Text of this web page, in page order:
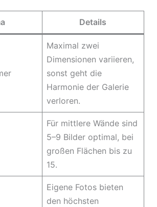
Details
Maximal zwei
Dimensionen variieren,
sonst geht die
Harmonie der Galerie
verloren.
Für mittlere Wände sind
5–9 Bilder optimal, bei
großen Flächen bis zu
15.
Eigene Fotos bieten
den höchsten